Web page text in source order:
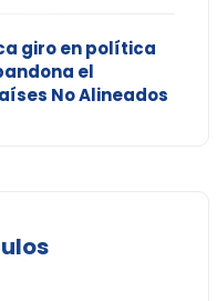
giro en política
el
No Alineados